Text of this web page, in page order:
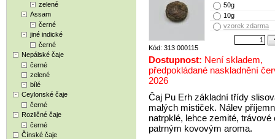
zelené
Assam
černé
jiné indické
černé
Nepálské čaje
černé
zelené
bílé
Ceylonské čaje
černé
Rozličné čaje
černé
Čínské čaje
Kód: 313 000115
50g
10g
vzorek zdarma
Dostupnost: Není skladem,
předpokládané naskladnění
2026
Čaj Pu Erh základní třídy
malých mističek. Nálev
natrpklé, lehce zemité, trávové
patrným kovovým aroma.